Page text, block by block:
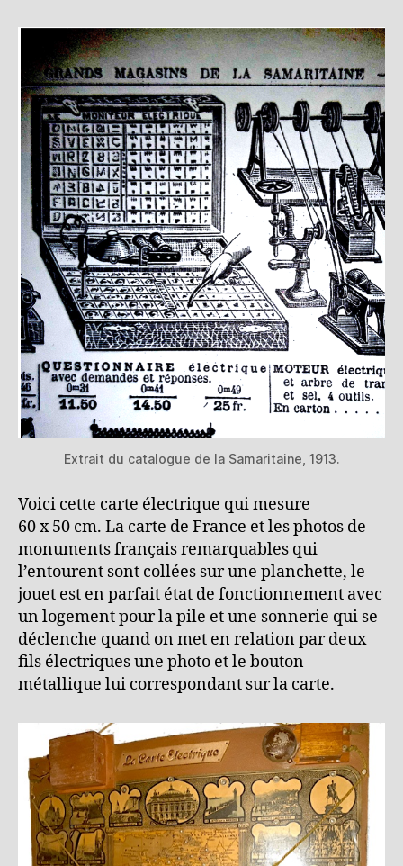
Extrait du catalogue de la Samaritaine, 1913.
Voici cette carte électrique qui mesure
60 x 50 cm. La carte de France et les photos de
monuments français remarquables qui
l’entourent sont collées sur une planchette, le
jouet est en parfait état de fonctionnement avec
un logement pour la pile et une sonnerie qui se
déclenche quand on met en relation par deux
fils électriques une photo et le bouton
métallique lui correspondant sur la carte.